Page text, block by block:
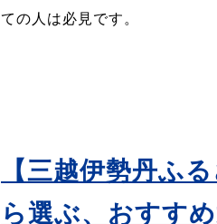
ての人は必見です。
【三越伊勢丹ふ
ら選ぶ、おすす